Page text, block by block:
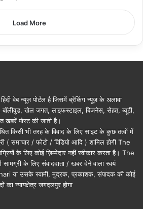
Load More
वेब न्यूज़ पोर्टल है जिसमें ब्रेकिंग न्यूज़ के अलावा
बॉलीवुड, खेल जगत, लाइफस्टाइल, बिजनेस, सेहत, ब्यूटी,
खबरें पोस्ट की जाती है।
किसी भी तरह के विवाद के लिए साइट के कुछ तत्वों में
( समाचार / फोटो / विडियो आदि ) शामिल होगी The
के लिए कोई ज़िम्मेदार नहीं स्वीकार करता है। The
के लिए संवाददाता / खबर देने वाला स्वयं
या उसके स्वामी, मुद्रक, प्रकाशक, संपादक की कोई
का न्यायक्षेत्र जगदलपुर होगा